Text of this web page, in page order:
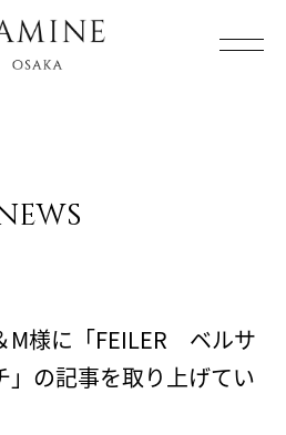
M様に「FEILER ベルサ
」の記事を取り上げてい